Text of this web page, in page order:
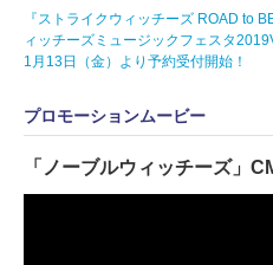
『ストライクウィッチーズ ROAD to
ィッチーズミュージックフェスタ
1月13日（金）より予約受付開始！
プロモーションムービー
「ノーブルウィッチーズ」